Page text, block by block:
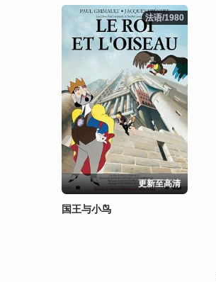
法语/1980
法语/1980
更新至高清
国王与小鸟